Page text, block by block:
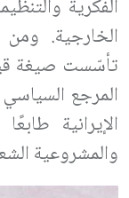
الفكرية
الخارجية.
تأسّست صيغة
المرجع
الإيرانية
والمشروعية